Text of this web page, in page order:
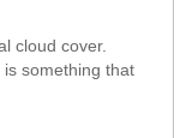
cloud cover.
something that